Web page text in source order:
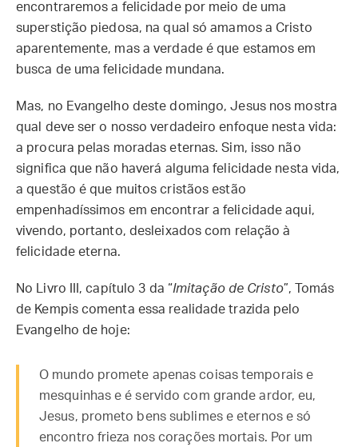
encontraremos a felicidade por meio de uma
superstição piedosa, na qual só amamos a Cristo
aparentemente, mas a verdade é que estamos em
busca de uma felicidade mundana.
Mas, no Evangelho deste domingo, Jesus nos mostra
qual deve ser o nosso verdadeiro enfoque nesta vida:
a procura pelas moradas eternas. Sim, isso não
significa que não haverá alguma felicidade nesta vida,
a questão é que muitos cristãos estão
empenhadíssimos em encontrar a felicidade aqui,
vivendo, portanto, desleixados com relação à
felicidade eterna.
No Livro III, capítulo 3 da “Imitação de Cristo”, Tomás
de Kempis comenta essa realidade trazida pelo
Evangelho de hoje:
O mundo promete apenas coisas temporais e
mesquinhas e é servido com grande ardor, eu,
Jesus, prometo bens sublimes e eternos e só
encontro frieza nos corações mortais. Por um